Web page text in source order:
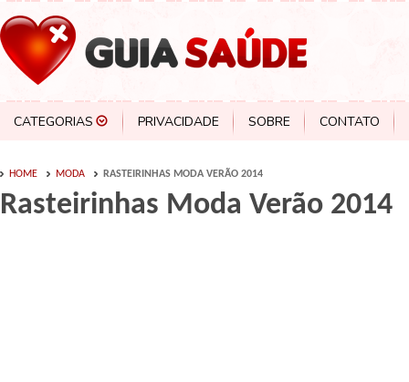
CATEGORIAS PRIVACIDADE SOBRE CONTATO
HOME MODA RASTEIRINHAS MODA VERÃO 2014
Rasteirinhas Moda Verão 2014